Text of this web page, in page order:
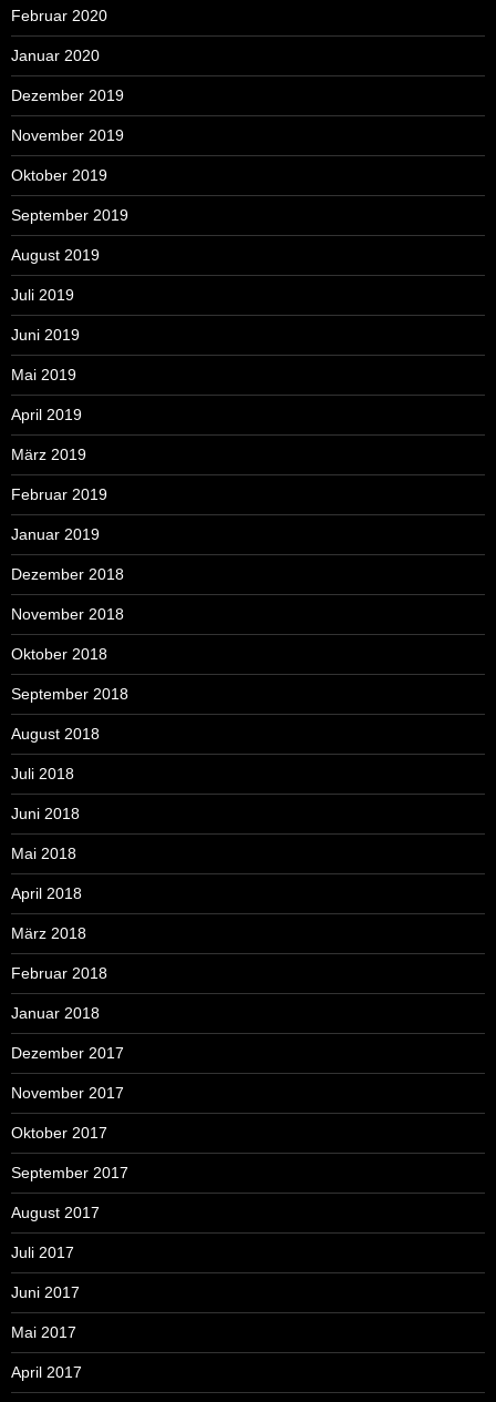
Februar 2020
Januar 2020
Dezember 2019
November 2019
Oktober 2019
September 2019
August 2019
Juli 2019
Juni 2019
Mai 2019
April 2019
März 2019
Februar 2019
Januar 2019
Dezember 2018
November 2018
Oktober 2018
September 2018
August 2018
Juli 2018
Juni 2018
Mai 2018
April 2018
März 2018
Februar 2018
Januar 2018
Dezember 2017
November 2017
Oktober 2017
September 2017
August 2017
Juli 2017
Juni 2017
Mai 2017
April 2017